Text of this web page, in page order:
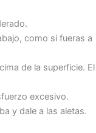
como si fueras a
de la superficie. El
excesivo.
y dale a las aletas.